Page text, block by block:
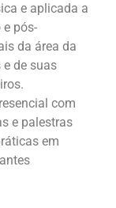
e aplicada a
pós-
da área da
de suas
com
e palestras
em